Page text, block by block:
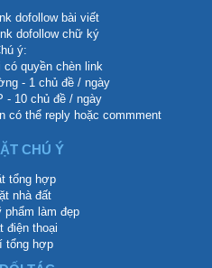
dofollow bài viết
dofollow chữ ký
ý:
quyền chèn link
- 1 chủ đề / ngày
- 10 chủ đề / ngày
có thể reply hoặc commment
CHÚ Ý
tổng hợp
nhà đất
phẩm làm đẹp
điện thoại
tổng hợp